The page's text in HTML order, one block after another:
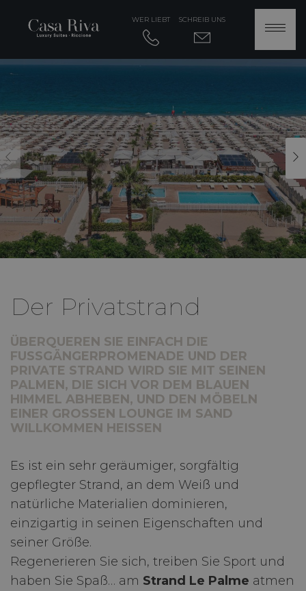
WER LIEBT SCHREIB UNS
Der Privatstrand
ÜBERQUEREN SIE EINFACH DIE
FUSSGÄNGERPROMENADE UND DER P
RIVATE STRAND WIRD SIE MIT SEINEN P
ALMEN, DIE SICH VOR DEM BLAUEN H
IMMEL ABHEBEN, UND DEN MÖBELN E
INER GROSSEN LOUNGE IM SAND WI
LLKOMMEN HEISSEN
Es ist ein sehr geräumiger, sorgfältig
gepflegter Strand, an dem Weiß und
natürliche Materialien dominieren,
einzigartig in seinen Eigenschaften und
seiner Größe.
Regenerieren Sie sich, treiben Sie Sport und
haben Sie Spaß… am Strand Le Palme atmen